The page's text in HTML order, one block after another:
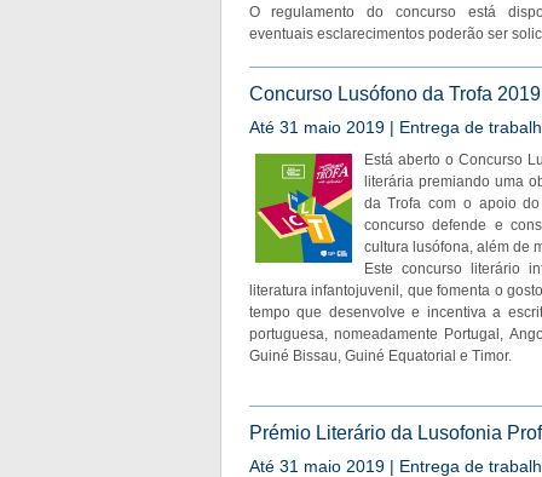
O regulamento do concurso está
eventuais esclarecimentos poderão ser
Concurso Lusófono da Trofa
Até 31 maio 2019 | Entrega de
Está aberto o Concurso
literária premiando uma
da Trofa com o apoio
concurso defende e
cultura lusófona, além de
Este concurso literário
literatura infantojuvenil, que fomenta o
tempo que desenvolve e incentiva a
portuguesa, nomeadamente Portugal,
Guiné Bissau, Guiné Equatorial e Timor.
Prémio Literário da Lusofonia
Até 31 maio 2019 | Entrega de